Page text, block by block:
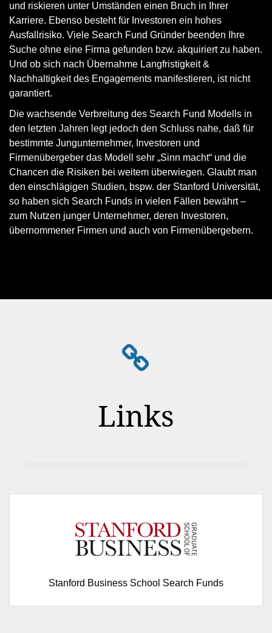
und riskieren unter Umständen einen Bruch in Ihrer
Karriere. Ebenso besteht für Investoren ein hohes
Ausfallrisiko. Viele Search Fund Gründer beenden Ihre
Suche ohne eine Firma gefunden bzw. akquiriert zu haben.
Und ob sich nach Übernahme Langfristigkeit &
Nachhaltigkeit des Engagements manifestieren, ist nicht
garantiert.
Die wachsende Verbreitung des Search Fund Modells in
den letzten Jahren legt jedoch den Schluss nahe, daß für
bestimmte Jungunternehmer, Investoren und
Firmenübergeber das Modell sehr „Sinn macht“ und die
Chancen die Risiken bei weitem überwiegen. Glaubt man
den einschlägigen Studien, bspw. der Stanford Universität,
so haben sich Search Funds in vielen Fällen bewährt –
zum Nutzen junger Unternehmer, deren Investoren,
übernommener Firmen und auch von Firmenübergebern.
Links
Stanford Business School Search Funds